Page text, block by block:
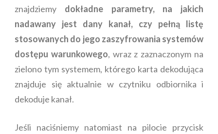
znajdziemy dokładne parametry, na jakich
nadawany jest dany kanał, czy pełną listę
stosowanych do jego zaszyfrowania systemów
dostępu warunkowego, wraz z zaznaczonym na
zielono tym systemem, którego karta dekodująca
znajduje się aktualnie w czytniku odbiornika i
dekoduje kanał.
Jeśli naciśniemy natomiast na pilocie przycisk